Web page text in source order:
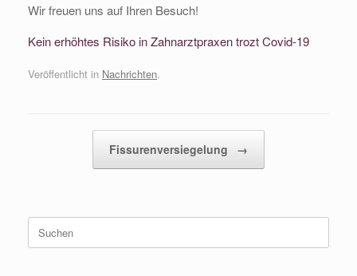
Wir freuen uns auf Ihren Besuch!
Kein erhöhtes Risiko in Zahnarztpraxen trozt Covid-19
Veröffentlicht in Nachrichten.
Fissurenversiegelung →
Suche
nach: